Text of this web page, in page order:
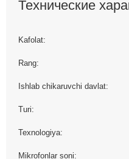
Технические
Kafolat:
Rang:
Ishlab chikaruvchi davlat:
Turi:
Texnologiya:
Mikrofonlar soni: